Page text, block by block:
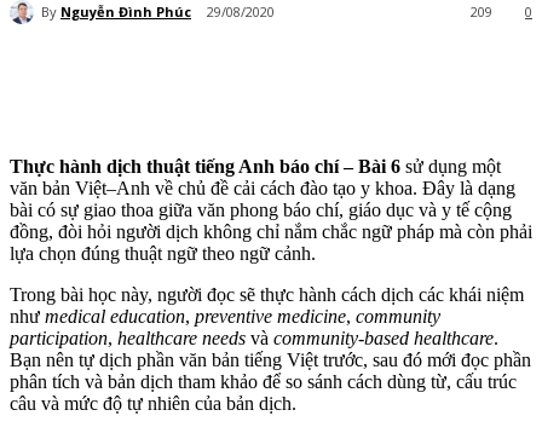
By Nguyễn Đình Phúc 29/08/2020 0
209
Thực hành dịch thuật tiếng Anh báo chí – Bài 6 sử dụng một
văn bản Việt–Anh về chủ đề cải cách đào tạo y khoa. Đây là dạng
bài có sự giao thoa giữa văn phong báo chí, giáo dục và y tế cộng
đồng, đòi hỏi người dịch không chỉ nắm chắc ngữ pháp mà còn phải
lựa chọn đúng thuật ngữ theo ngữ cảnh.
Trong bài học này, người đọc sẽ thực hành cách dịch các khái niệm
như medical education, preventive medicine, community
participation, healthcare needs và community-based healthcare.
Bạn nên tự dịch phần văn bản tiếng Việt trước, sau đó mới đọc phần
phân tích và bản dịch tham khảo để so sánh cách dùng từ, cấu trúc
câu và mức độ tự nhiên của bản dịch.